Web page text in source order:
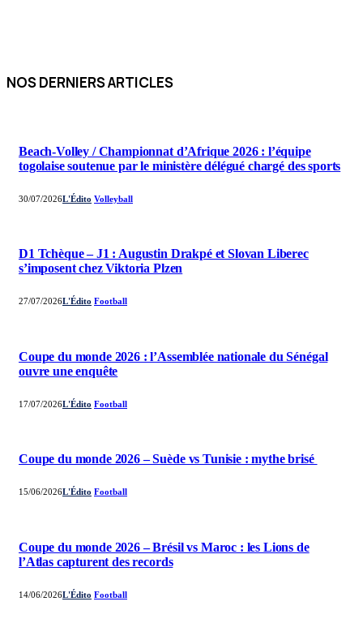
NOS DERNIERS ARTICLES
Beach-Volley / Championnat d’Afrique 2026 : l’équipe
togolaise soutenue par le ministère délégué chargé des sports
30/07/2026L'Édito Volleyball
D1 Tchèque – J1 : Augustin Drakpé et Slovan Liberec
s’imposent chez Viktoria Plzen
27/07/2026L'Édito Football
Coupe du monde 2026 : l’Assemblée nationale du Sénégal
ouvre une enquête
17/07/2026L'Édito Football
Coupe du monde 2026 – Suède vs Tunisie : mythe brisé
15/06/2026L'Édito Football
Coupe du monde 2026 – Brésil vs Maroc : les Lions de
l’Atlas capturent des records
14/06/2026L'Édito Football